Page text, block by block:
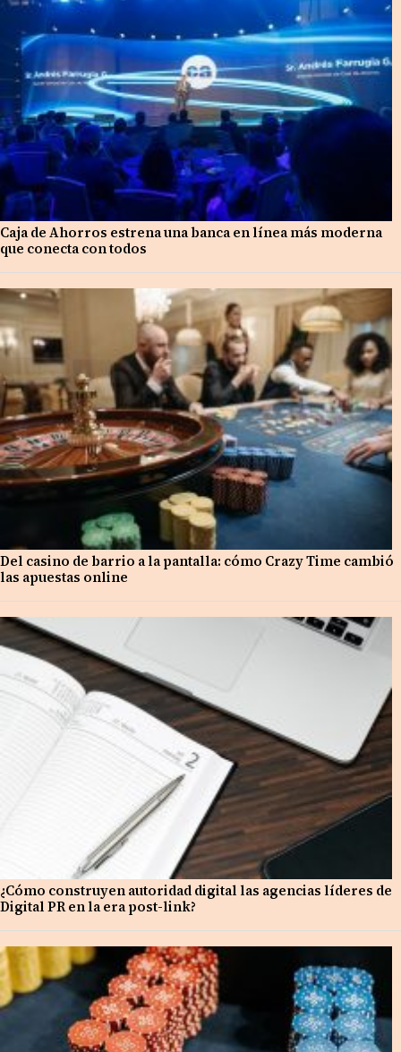
Caja de Ahorros estrena una banca en línea más moderna
que conecta con todos
Del casino de barrio a la pantalla: cómo Crazy Time cambió
las apuestas online
¿Cómo construyen autoridad digital las agencias líderes de
Digital PR en la era post-link?